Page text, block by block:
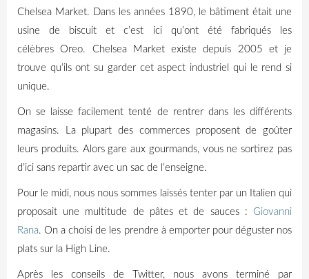
Chelsea Market. Dans les années 1890, le bâtiment était une
usine de biscuit et c’est ici qu’ont été fabriqués les
célèbresOreo. Chelsea Marketexiste depuis 2005 et je
trouve qu’ils ont su garder cet aspect industriel qui le rend si
unique.
On se laisse facilement tenté de rentrer dans les différents
magasins. La plupart des commerces proposent de goûter
leurs produits. Alors gare aux gourmands, vous ne sortirez pas
d’ici sans repartir avec un sac de l’enseigne.
Pour le midi, nous nous sommes laissés tenter par un Italien qui
proposait une multitude de pâtes et de sauces :
Giovanni
Rana. On a choisi de les prendre à emporter pour déguster nos
plats sur la High Line.
Après les conseils de Twitter, nous avons terminé par